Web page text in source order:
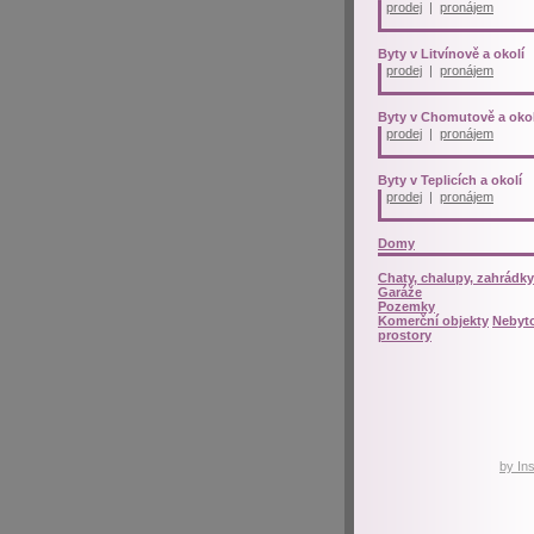
prodej | pronájem
Byty v Litvínově a okolí
prodej | pronájem
Byty v Chomutově a
prodej | pronájem
Byty v Teplicích a okolí
prodej | pronájem
Domy
Chaty, chalupy, zahrádky
Garáže
Pozemky
Komerční objekty
prostory
by